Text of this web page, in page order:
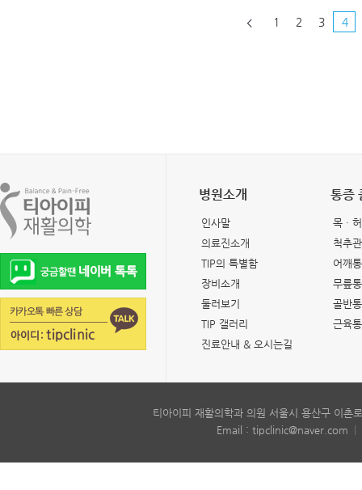
1 2 3 4
병원소개
인사말
의료진소개
TIP의 특별함
장비소개
둘러보기
TIP 갤러리
진료안내 & 오시는길
통증
목 ·
척추
어깨
무릎
골반
근육통
티아이피 재활의학과 의원 서울시 용산구 이
Email : tipclinic@naver.com